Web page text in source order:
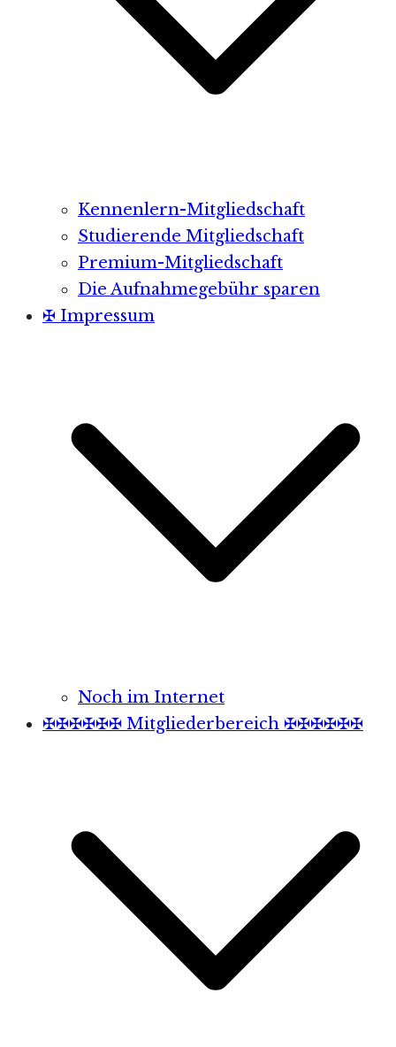
Kennenlern-Mitgliedschaft
Studierende Mitgliedschaft
Premium-Mitgliedschaft
Die Aufnahmegebühr sparen
✠ Impressum
Noch im Internet
✠✠✠✠✠✠ Mitgliederbereich ✠✠✠✠✠✠